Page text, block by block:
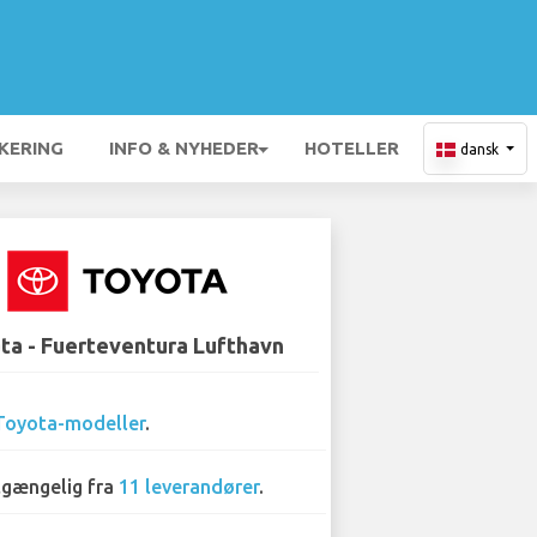
INFO & NYHEDER HOTELLER dansk
- Fuerteventura Lufthavn
modeller.
fra 11 leverandører.